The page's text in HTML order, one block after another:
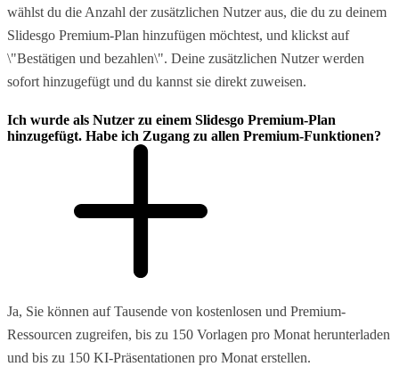
wählst du die Anzahl der zusätzlichen Nutzer aus, die du zu deinem
Slidesgo Premium-Plan hinzufügen möchtest, und klickst auf
\"Bestätigen und bezahlen\". Deine zusätzlichen Nutzer werden
sofort hinzugefügt und du kannst sie direkt zuweisen.
Ich wurde als Nutzer zu einem Slidesgo Premium-Plan
hinzugefügt. Habe ich Zugang zu allen Premium-Funktionen?
Ja, Sie können auf Tausende von kostenlosen und Premium-
Ressourcen zugreifen, bis zu 150 Vorlagen pro Monat herunterladen
und bis zu 150 KI-Präsentationen pro Monat erstellen.